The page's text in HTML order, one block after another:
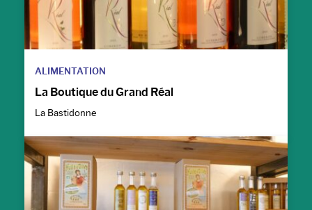
ALIMENTATION
La Boutique du Grand Réal
La Bastidonne